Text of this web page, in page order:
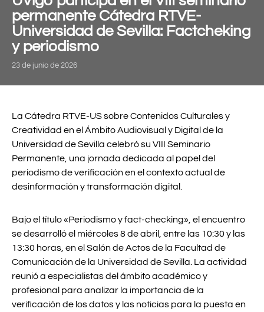
permanente Cátedra RTVE-
Universidad de Sevilla: Factcheking
y periodismo
23 de junio de 2026
La Cátedra RTVE-US sobre Contenidos Culturales y
Creatividad en el Ámbito Audiovisual y Digital de la
Universidad de Sevilla celebró su VIII Seminario
Permanente, una jornada dedicada al papel del
periodismo de verificación en el contexto actual de
desinformación y transformación digital.
Bajo el título «Periodismo y fact-checking», el encuentro
se desarrolló el miércoles 8 de abril, entre las 10:30 y las
13:30 horas, en el Salón de Actos de la Facultad de
Comunicación de la Universidad de Sevilla. La actividad
reunió a especialistas del ámbito académico y
profesional para analizar la importancia de la
verificación de los datos y las noticias para la puesta en